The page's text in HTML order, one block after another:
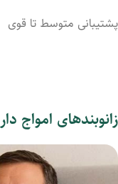
پشتیبانی متوسط تا قوی
زانوبندهای امواج دار